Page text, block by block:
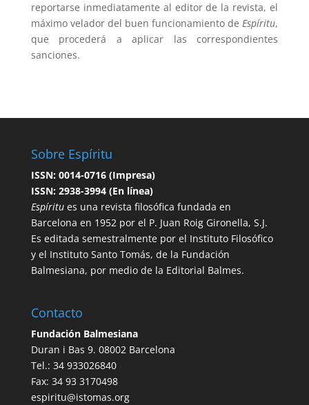
reportarse inmediatamente al editor de la revista, el
máximo velador del buen funcionamiento deEspíritu,
que procederá a aplicar las correspondientes
sanciones.
Sobre Espíritu
ISSN: 0014-0716 (Impresa)
ISSN: 2938-3994 (En línea)
Espíritues una revista filosófica fundada en
Barcelona en 1952 por el P. Juan Roig Gironella, S.J.
Es editada semestralmente por el Instituto Filosófico
y el Instituto Santo Tomás, de la Fundación
Balmesiana, por medio de la Editorial Balmes.
Contacto
Fundación Balmesiana
Duran i Bas 9. 08002 Barcelona
Tel.: 34 933026840
Fax: 34 93 3170498
espiritu@istomas.org